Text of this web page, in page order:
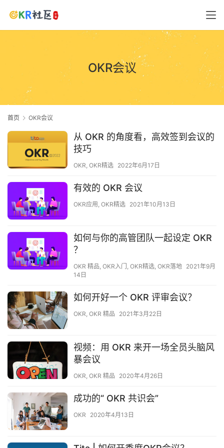
OKR会议
首页 OKR会议
从 OKR 的角度看，高效签到会议的
技巧
OKR, OKR精选 2022年6月17日
有效的 OKR 会议
OKR应用 , OKR精选 2021年10月13日
如何与你的高管团队一起设定 OKR
？
OKR 精品, OKR入门 , OKR精选, OKR落地 2021年9月
14日
如何开好一个 OKR 评审会议？
OKR, OKR 精品 2021年3月22日
视频：用 OKR 来开一场全员头脑风
暴会议
OKR, OKR 精品 2020年4月26日
成功的“ OKR 共识会”
OKR 2020年4月13日